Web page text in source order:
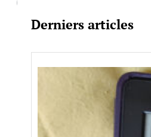
Derniers articles